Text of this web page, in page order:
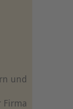
und
Firma